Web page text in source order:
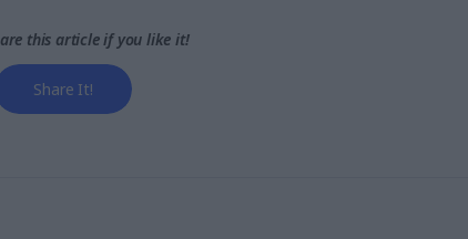
this article if you like it!
Share It!